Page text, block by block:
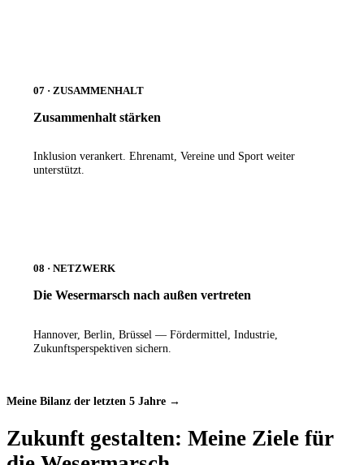
07 · ZUSAMMENHALT
Zusammenhalt stärken
Inklusion verankert. Ehrenamt, Vereine und Sport weiter
unterstützt.
08 · NETZWERK
Die Wesermarsch nach außen vertreten
Hannover, Berlin, Brüssel — Fördermittel, Industrie,
Zukunftsperspektiven sichern.
Meine Bilanz der letzten 5 Jahre →
Zukunft gestalten: Meine Ziele für